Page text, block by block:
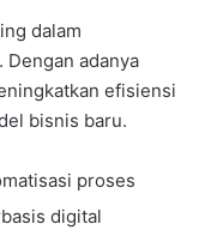
dalam
. Dengan adanya
efisiensi
bisnis baru.
proses
digital